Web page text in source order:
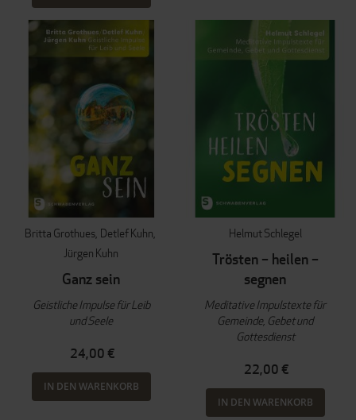
Britta Grothues Detlef Kuhn
Jürgen Kuhn
Ganz sein
Geistliche Impulse für Leib
und Seele
24,00 €
IN DEN WARENKORB
Helmut Schlegel
Trösten – heilen –
segnen
Meditative Impulstexte für
Gemeinde, Gebet und
Gottesdienst
22,00 €
IN DEN WARENKORB